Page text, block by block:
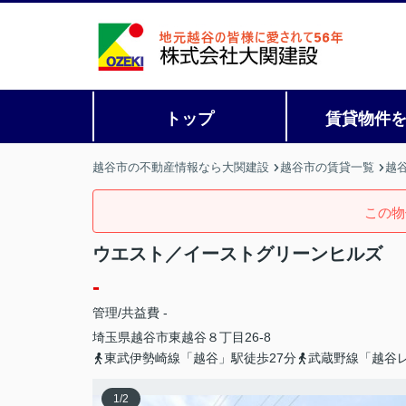
トップ 賃貸物件
越谷市の不動産情報なら大関建設 越谷市の賃貸一覧 越
この
ウエスト／イーストグリーンヒルズ
-
管理/共益費 -
埼玉県越谷市東越谷 ８丁目26-8
東武伊勢崎線「越谷」駅徒歩27分
武蔵野線「越谷
1/2